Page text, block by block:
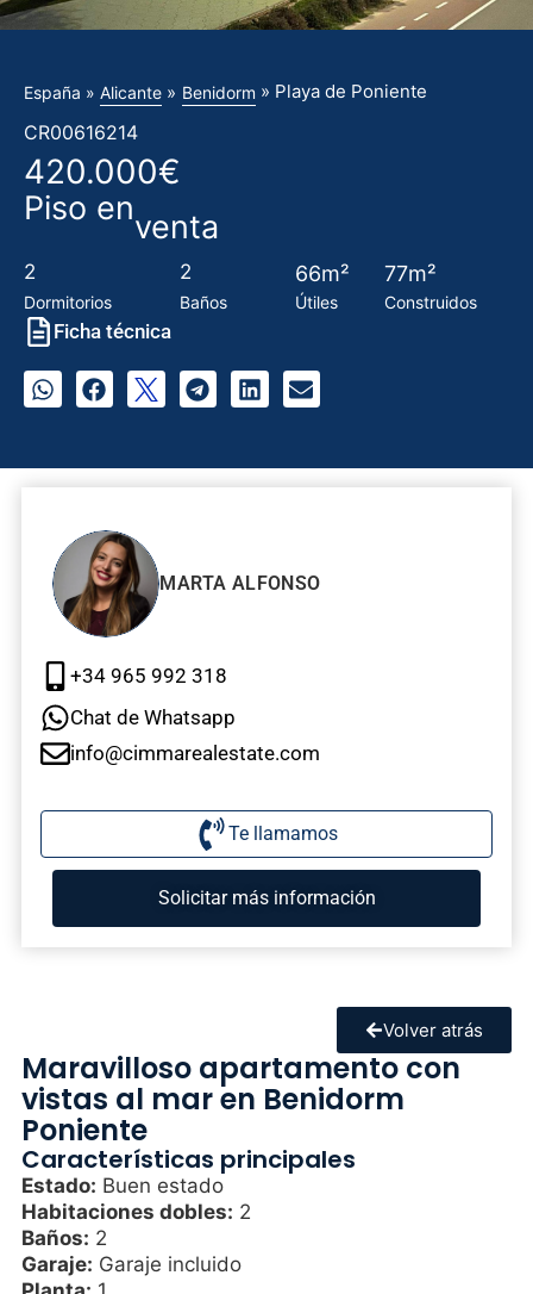
España » Alicante » Benidorm » Playa de Poniente
CR00616214
420.000€
Piso enventa
2
Dormitorios
2
Baños
66m²
Útiles
77m²
Construidos
Ficha técnica
Volver atrás
Maravilloso apartamento con
vistas al mar en Benidorm
Poniente
Características principales
Estado: Buen estado
Habitaciones dobles: 2
Baños: 2
Garaje: Garaje incluido
MARTA ALFONSO
+34 965 992 318
Chat de Whatsapp
info@cimmarealestate.com
Te llamamos
Solicitar más información